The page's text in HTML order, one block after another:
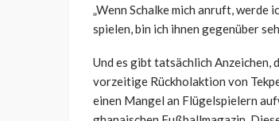
„Wenn Schalke mich anruft, werde
spielen, bin ich ihnen gegenüber
Und es gibt tatsächlich Anzeichen,
vorzeitige Rückholaktion von
einen Mangel an Flügelspielern